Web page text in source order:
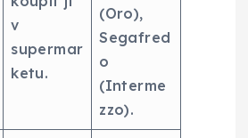
v
supermar
ketu.
(Oro),
Segafred
o
(Interme
zzo).